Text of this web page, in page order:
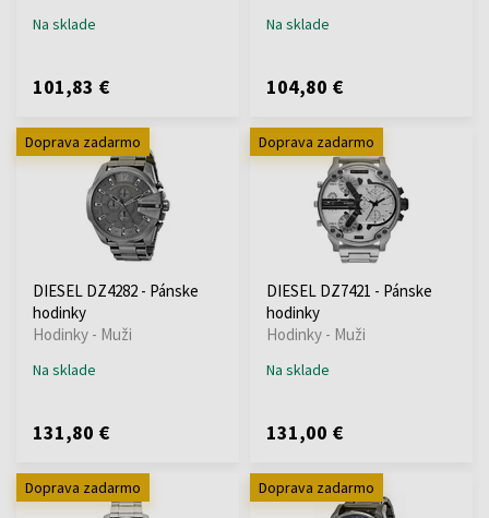
Na sklade
101,83 €
Na sklade
104,80 €
Doprava zadarmo
DIESEL DZ4282 - Pánske
hodinky
Hodinky - Muži
Na sklade
131,80 €
Doprava zadarmo
DIESEL DZ7421 - Pánske
hodinky
Hodinky - Muži
Na sklade
131,00 €
Doprava zadarmo Doprava zadarmo